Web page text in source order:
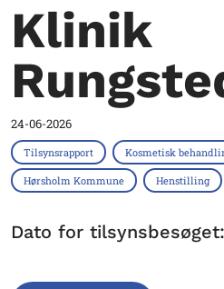
Klinik
24-06-2026
Tilsynsrapport Kosmetisk
Hørsholm Kommune Henstilling
Dato for